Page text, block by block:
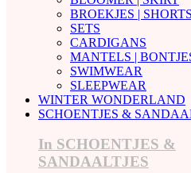
BROEKJES | SHORTS
SETS
CARDIGANS
MANTELS |
SWIMWEAR
SLEEPWEAR
WINTER WONDERLAND
SCHOENTJES &
In SCHOENTJES &
SANDAALTJES